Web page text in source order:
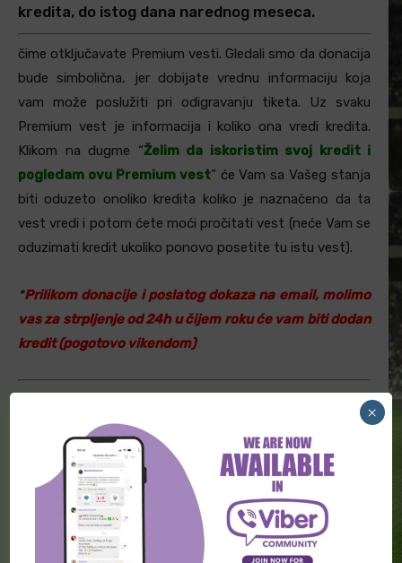
kredita, do istog dana narednog meseca.
čime otključavate Premium vesti. Gledali smo da donacija
bude simbolična, jer dobijate vrednu informaciju koja
vam može poslužiti pri odigravanju tiketa. Uz svaku
Premium vest je informacija i koliko ona vredi kredita.
Klikom na dugme “Želim da iskoristim svoj kredit i
pogledam ovu Premium vest” će Vam sa Vašeg stanja
biti oduzeto onoliko kredita koliko je naznačeno da ta
vest vredi i potom ćete moći pročitati vest (neće Vam se
oduzimati kredit ukoliko ponovo posetite tu istu vest).
*Prilikom donacije i poslatog dokaza na email, molimo
vas za strpljenje od 24h u čijem roku će vam biti dodan
kredit (pogotovo vikendom)
NAČINI DONIRANJA:
Ukoliko želite da postanete naš
Premium korisnik, javite nam se na e-
mailsportinfonovosti@gmail.com
navodeći iz koje ste države i koji
×